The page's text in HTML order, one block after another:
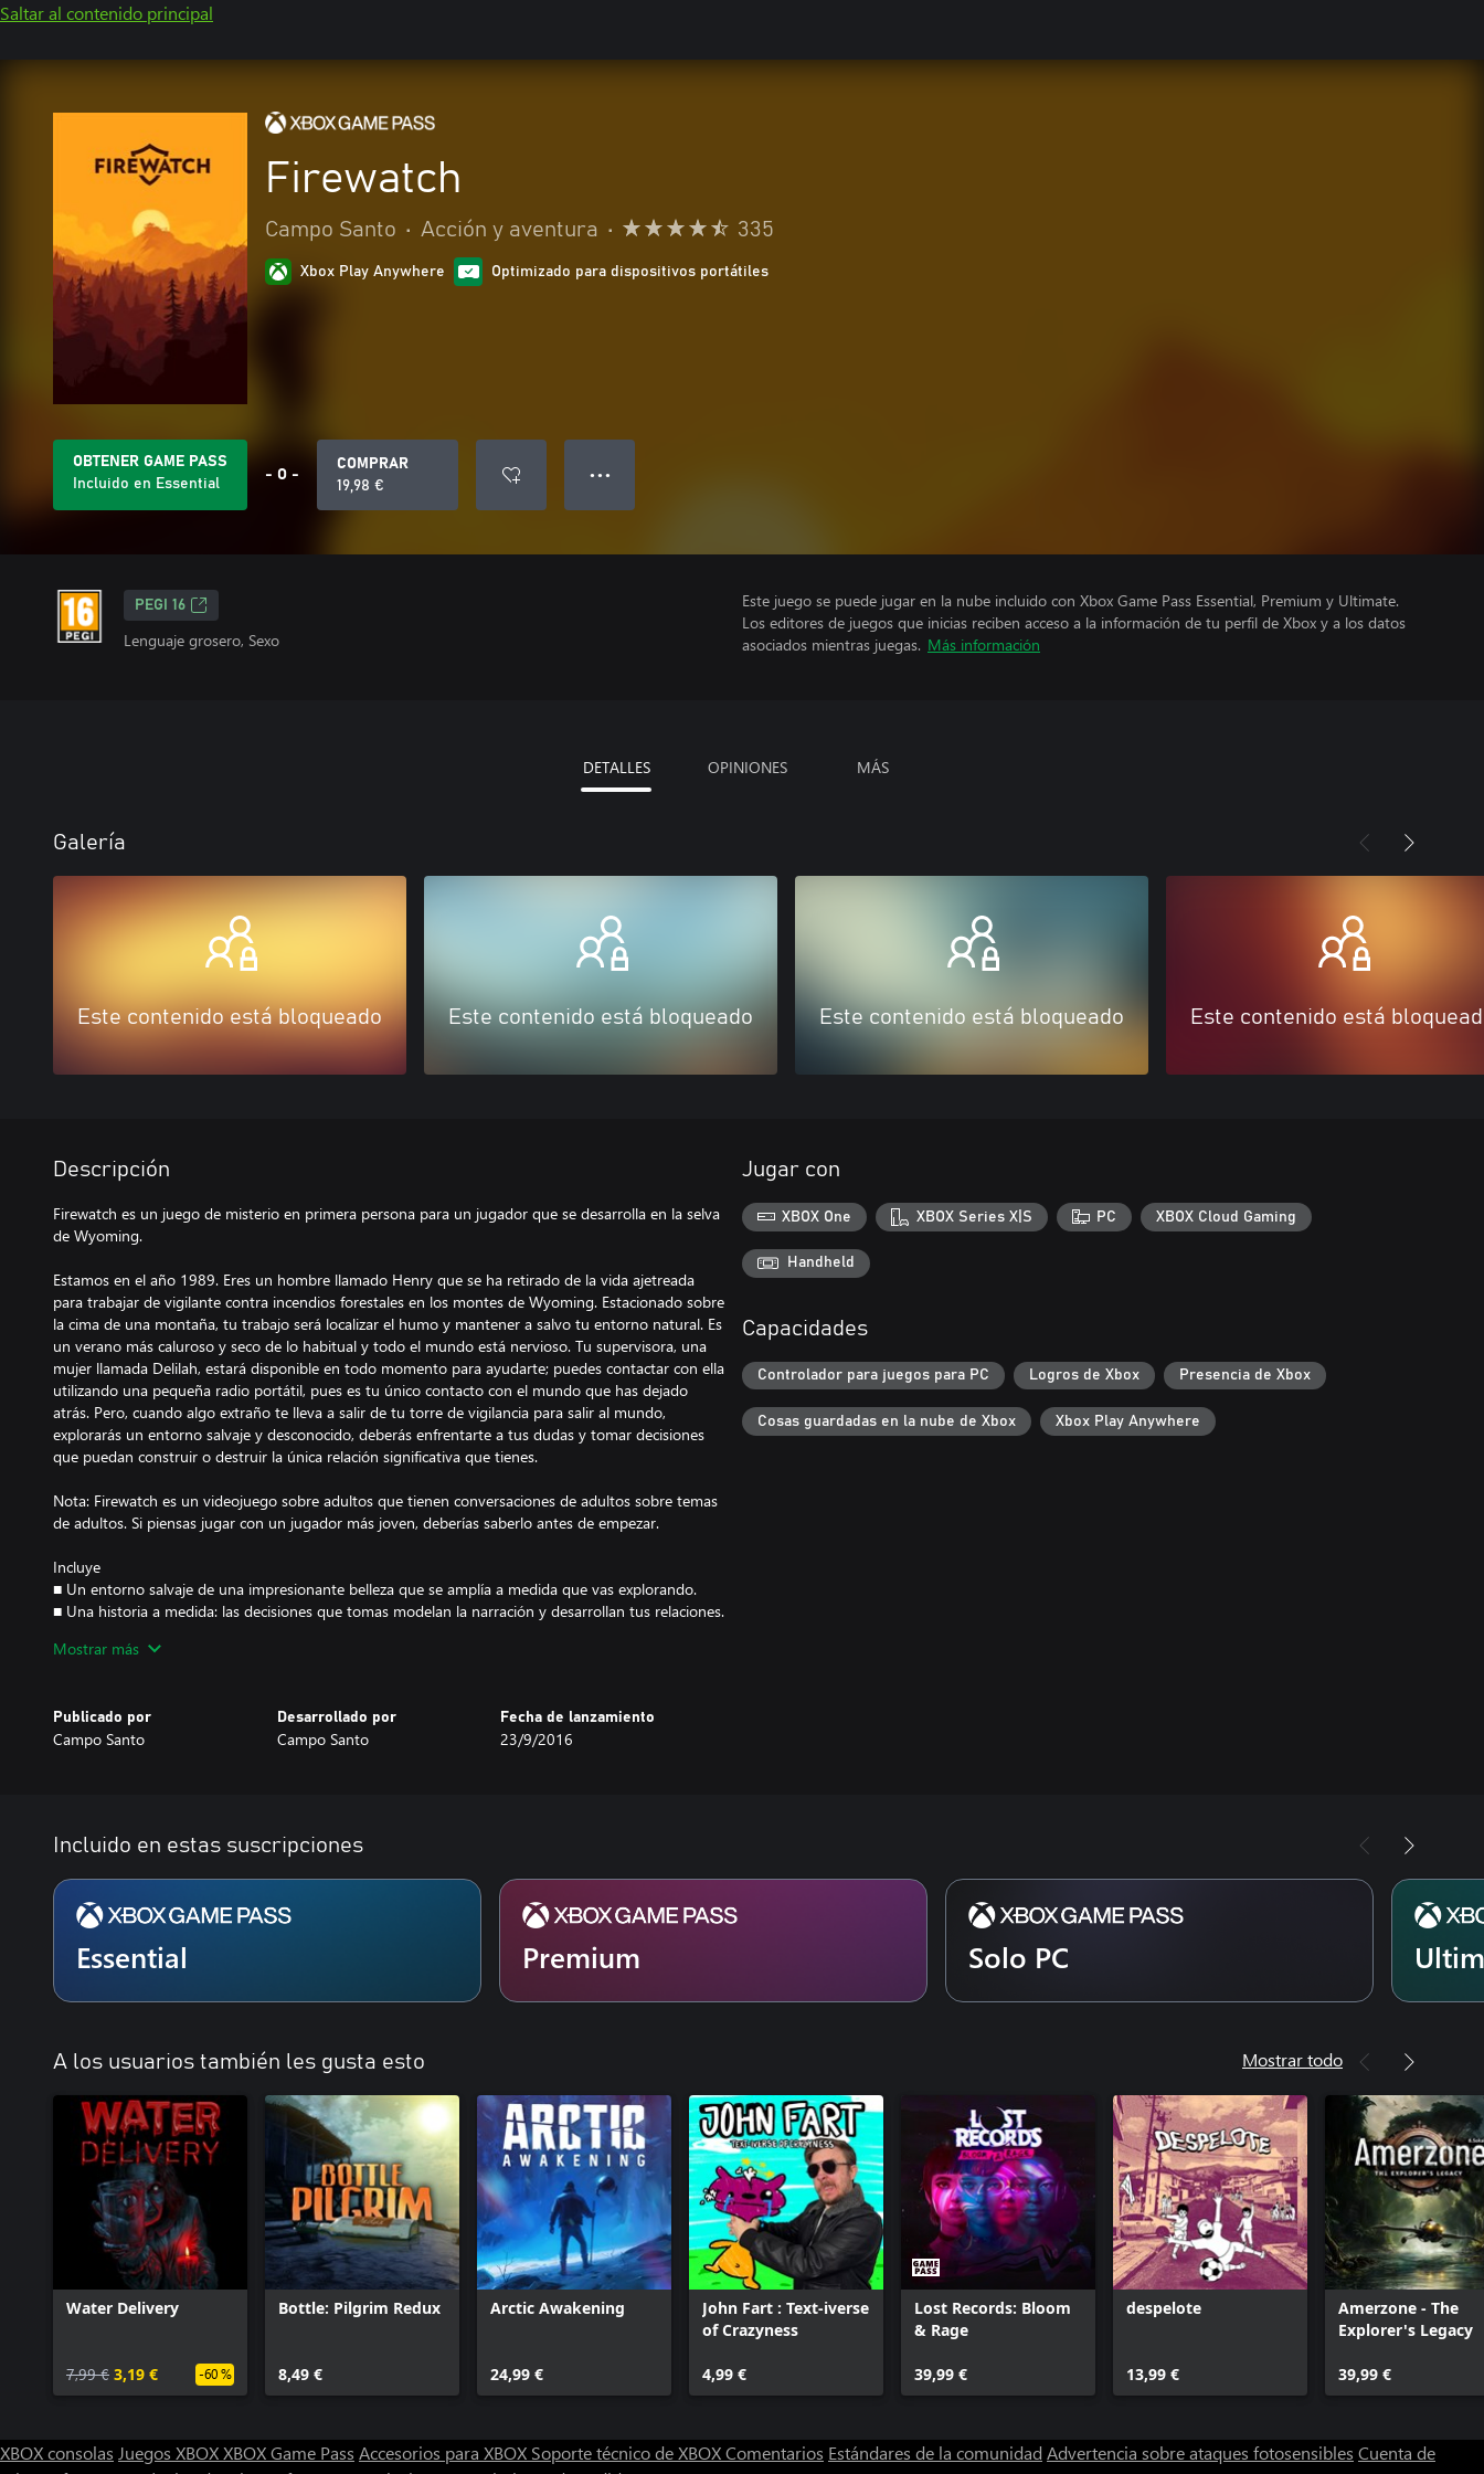
Saltar al contenido principal
Firewatch
Campo Santo • Acción y aventura • 335
Xbox Play Anywhere Optimizado para dispositivos portátiles
OBTENER GAME PASS
Incluido en Essential
- O -
COMPRAR
19,98 €
● ● ●
PEGI 16
Lenguaje grosero, Sexo
Este juego se puede jugar en la nube incluido con Xbox Game Pass Essential, Premium y Ultimate.
Los editores de juegos que inicias reciben acceso a la información de tu perfil de Xbox y a los datos
asociados mientras juegas. Más información
DETALLES OPINIONES MÁS
Galería
Este contenido está bloqueado Este contenido está bloqueado Este contenido está bloqueado Este contenido está
Descripción
Firewatch es un juego de misterio en primera persona para un jugador que se desarrolla en la selva
de Wyoming.
Estamos en el año 1989. Eres un hombre llamado Henry que se ha retirado de la vida ajetreada
para trabajar de vigilante contra incendios forestales en los montes de Wyoming. Estacionado sobre
la cima de una montaña, tu trabajo será localizar el humo y mantener a salvo tu entorno natural. Es
un verano más caluroso y seco de lo habitual y todo el mundo está nervioso. Tu supervisora, una
mujer llamada Delilah, estará disponible en todo momento para ayudarte; puedes contactar con ella
utilizando una pequeña radio portátil, pues es tu único contacto con el mundo que has dejado
atrás. Pero, cuando algo extraño te lleva a salir de tu torre de vigilancia para salir al mundo,
explorarás un entorno salvaje y desconocido, deberás enfrentarte a tus dudas y tomar decisiones
que puedan construir o destruir la única relación significativa que tienes.
Nota: Firewatch es un videojuego sobre adultos que tienen conversaciones de adultos sobre temas
de adultos. Si piensas jugar con un jugador más joven, deberías saberlo antes de empezar.
Incluye
■ Un entorno salvaje de una impresionante belleza que se amplía a medida que vas explorando.
■ Una historia a medida: las decisiones que tomas modelan la narración y desarrollan tus relaciones.
■ Secretos y descubrimientos en cada colina.
■ Personajes vivos y realistas que cobran vida de la mano de Cissy Jones (The Walking Dead:
■ Una historia emocionante y un guión a cargo de Sean Vanaman y Jake Rodkin (The Walking
Dead: Temporada 1, Poker Night at the Inventory)
■ Una impresionante banda sonora original obra de Chris Remo (Gone Home, Spacebase DF-9)
■ Una fluida animación en primera persona creada por James Benson (Ori & the Blind Forest)
■ El trabajo de diseño y mecánica de juego es obra de Patrick Ewing (Twitter) y Nels Anderson
(Mark of the Ninja)
■ Programación de Will Armstrong (Bioshock II) y Ben Burbank (Costume Quest 2,
Spacebase DF-9)
Mostrar más
Publicado por
Campo Santo
Desarrollado por
Campo Santo
Fecha de lanzamiento
23/9/2016
Jugar con
XBOX One XBOX Series X|S PC XBOX Cloud Gaming
Handheld
Capacidades
Controlador para juegos para PC Logros de Xbox Presencia de Xbox
Cosas guardadas en la nube de Xbox Xbox Play Anywhere
Incluido en estas suscripciones
Essential Premium Solo PC
A los usuarios también les gusta esto Mostrar todo
Water Delivery
7,99 € 3,19 € -60 %
Bottle: Pilgrim Redux
8,49 €
Arctic Awakening
24,99 €
John Fart : Text-iverse
of Crazyness
4,99 €
Lost Records: Bloom
& Rage
39,99 €
despelote
13,99 €
Amerzone - The
Explorer's Legacy
39,99 €
XBOX consolas Juegos XBOXXBOX Game Pass Accesorios para XBOX Soporte técnico de XBOXComentarios Estándares de la comunidad Advertencia sobre ataques fotosensibles Cuenta de